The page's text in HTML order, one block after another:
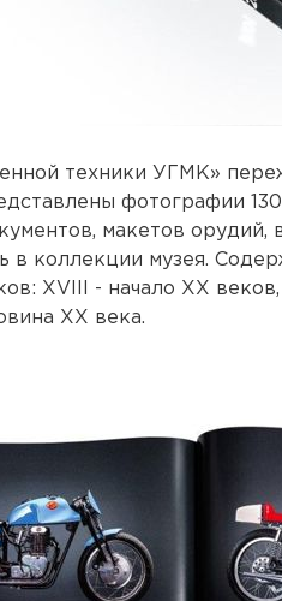
техники УГМК»
фотографии
макетов орудий,
в коллекции музея.
XVIII - начало XX
XX века.